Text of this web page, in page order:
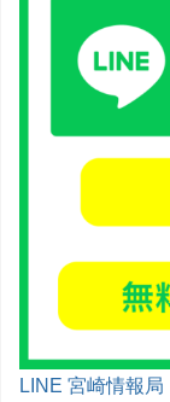
LINE 宮崎情報局